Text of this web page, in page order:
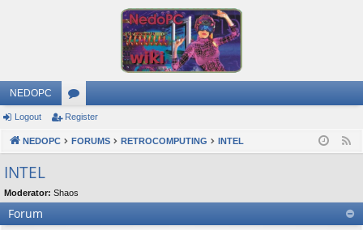
NEDOPC
or
u
s
Logout Register
NEDOPC FORUMS RETROCOMPUTING INTEL
INTEL
Moderator: Shaos
Forum